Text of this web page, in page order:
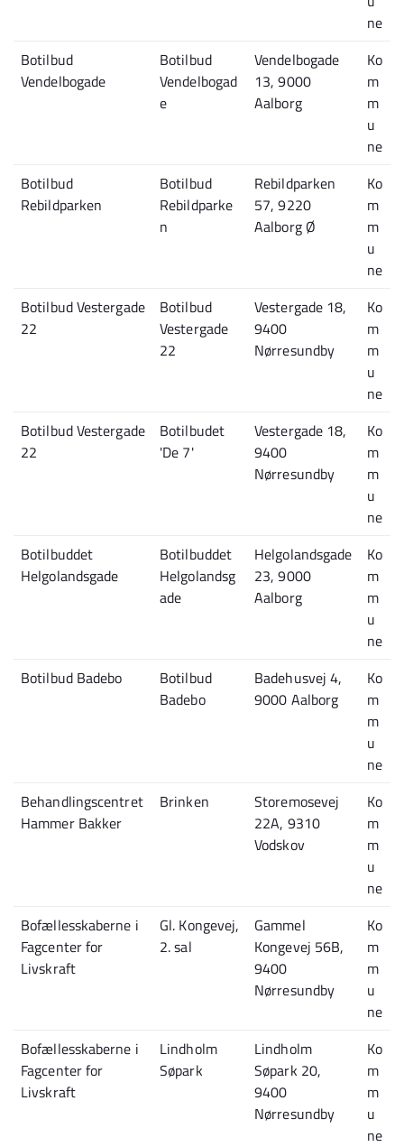
ne
Botilbud
Vendelbogade
Botilbud
Vendelbogad
e
Vendelbogade
13, 9000
Aalborg
Ko
m
m
u
ne
Botilbud
Rebildparken
Botilbud
Rebildparke
n
Rebildparken
57, 9220
Aalborg Ø
Ko
m
m
u
ne
Botilbud Vestergade
22
Botilbud
Vestergade
22
Vestergade 18,
9400
Nørresundby
Ko
m
m
u
ne
Botilbud Vestergade
22
Botilbudet
'De 7'
Vestergade 18,
9400
Nørresundby
Ko
m
m
u
ne
Botilbuddet
Helgolandsgade
Botilbuddet
Helgolandsg
ade
Helgolandsgade
23, 9000
Aalborg
Ko
m
m
u
ne
Botilbud Badebo
Botilbud
Badebo
Badehusvej 4,
9000 Aalborg
Ko
m
m
u
ne
Behandlingscentret
Hammer Bakker
Brinken
Storemosevej
22A, 9310
Vodskov
Ko
m
m
u
ne
Bofællesskaberne i
Fagcenter for
Livskraft
Gl. Kongevej,
2. sal
Gammel
Kongevej 56B,
9400
Nørresundby
Ko
m
m
u
ne
Bofællesskaberne i
Fagcenter for
Livskraft
Lindholm
Søpark
Lindholm
Søpark 20,
9400
Nørresundby
Ko
m
m
u
ne